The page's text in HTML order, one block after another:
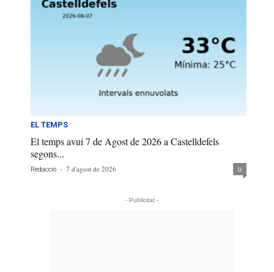
EL TEMPS
El temps avui 7 de Agost de 2026 a Castelldefels
segons...
Redacció - 7 d'agost de 2026 0
- Publicitat -